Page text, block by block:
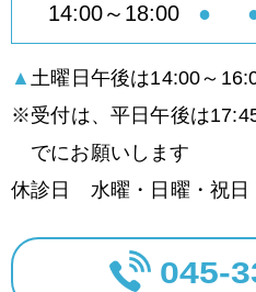
14:00～18:00 ●
▲土曜日午後は14:00～
受付は、平日午後は
でにお願いします
休診日 水曜・日曜・祝日
045-